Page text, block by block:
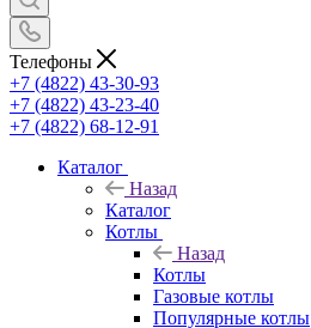
Телефоны
+7 (4822) 43-30-93
+7 (4822) 43-23-40
+7 (4822) 68-12-91
Каталог
Назад
Каталог
Котлы
Назад
Котлы
Газовые котлы
Популярные котлы